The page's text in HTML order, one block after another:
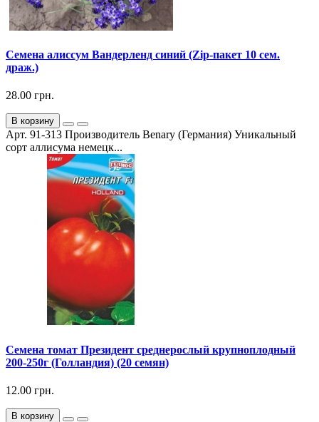
Семена алиссум Вандерленд синий (Zip-пакет 10 сем.
драж.)
28.00 грн.
В корзину
Арт. 91-313 Производитель Benary (Германия) Уникальный
сорт аллисума немецк...
Семена томат Президент среднерослый крупноплодный
200-250г (Голландия) (20 семян)
12.00 грн.
В корзину